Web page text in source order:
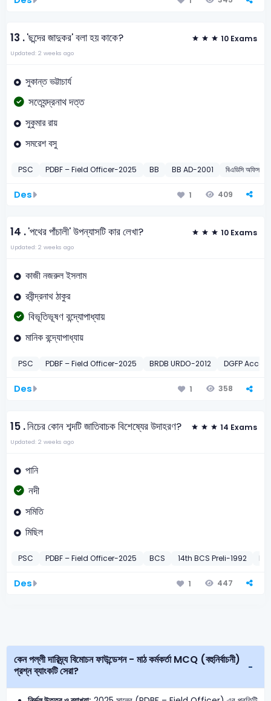
13 .'ছন্দের জাদুকর' বলা হয় কাকে? 10 Exams
Updated: 2 weeks ago
সুকান্ত ভট্টাচার্য
সত্যেন্দ্রনাথ দত্ত
সুকুমার রায়
সমরেশ বসু
PSC PDBF – Field Officer-2025 BB BB AD-2001 বিএডিসি অফিস
Des 1 409
14 .'পথের পাঁচালী' উপন্যাসটি কার লেখা? 10 Exams
Updated: 2 weeks ago
কাজী নজরুল ইসলাম
রবীন্দ্রনাথ ঠাকুর
বিভূতিভূষণ বন্দ্যোপাধ্যায়
মানিক বন্দ্যোপাধ্যায়
PSC PDBF – Field Officer-2025 BRDB URDO-2012 DGFP
Des 1 358
15 .নিচের কোন শব্দটি জাতিবাচক বিশেষ্যের উদাহরণ? 14 Exams
Updated: 2 weeks ago
পানি
নদী
সমিতি
মিছিল
PSC PDBF – Field Officer-2025 BCS 14th BCS Preli-1992
Des 1 447
কেন পল্লী দারিদ্র্য বিমোচন ফাউন্ডেশন - মাঠ কর্মকর্তা MCQ (বহুনির্বাচনী)
প্রশ্ন ব্যাংকটি সেরা?